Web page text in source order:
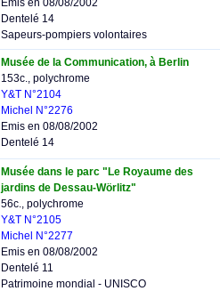
Emis en 08/08/2002
Dentelé 14
Sapeurs-pompiers volontaires
Musée de la Communication, à Berlin
153c., polychrome
Y&T N°2104
Michel N°2276
Emis en 08/08/2002
Dentelé 14
Musée dans le parc "Le Royaume des
jardins de Dessau-Wörlitz"
56c., polychrome
Y&T N°2105
Michel N°2277
Emis en 08/08/2002
Dentelé 11
Patrimoine mondial - UNISCO